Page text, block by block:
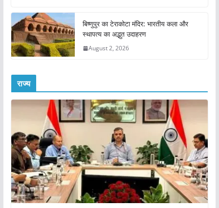
बिष्णुपुर का टेराकोटा मंदिर: भारतीय कला और
स्थापत्य का अद्भुत उदाहरण
August 2, 2026
राज्य